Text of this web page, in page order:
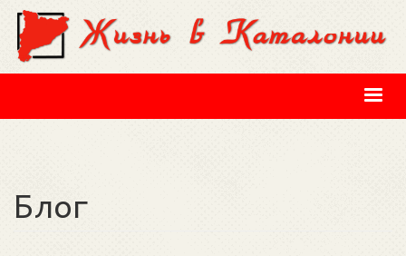
Перейти к основному содержанию
Блог